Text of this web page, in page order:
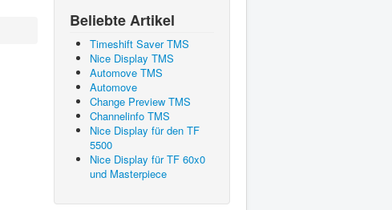
Beliebte Artikel
Timeshift Saver TMS
Nice Display TMS
Automove TMS
Automove
Change Preview TMS
Channelinfo TMS
Nice Display für den TF
5500
Nice Display für TF 60x0
und Masterpiece